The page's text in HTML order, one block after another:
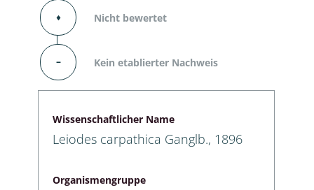
⬧ Nicht bewertet
– Kein etablierter Nachweis
Wissenschaftlicher Name
Leiodes carpathica Ganglb., 1896
Organismengruppe